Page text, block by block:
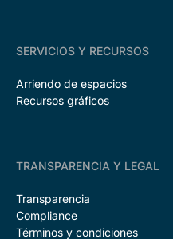
SERVICIOS Y RECURSOS
Arriendo de espacios
Recursos gráficos
TRANSPARENCIA Y LEGAL
Transparencia
Compliance
Términos y condiciones